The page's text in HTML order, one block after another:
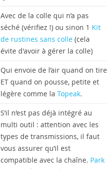
Avec de la colle qui n’a pas
séché (vérifiez !) ou sinon 1 Kit
de rustines sans colle (cela
évite d'avoir à gérer la colle)
Qui envoie de l’air quand on tire
ET quand on pousse, petite et
légère comme laTopeak.
S’il n’est pas déjà intégré au
multi outil : attention avec les
types de transmissions, il faut
vous assurer qu’il est
compatible avec la chaîne. Park